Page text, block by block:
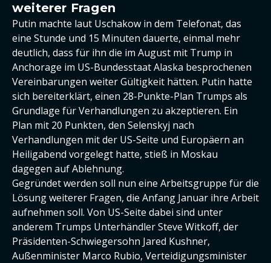
weiterer Fragen
Putin machte laut Uschakow in dem Telefonat, das
eine Stunde und 15 Minuten dauerte, einmal mehr
deutlich, dass für ihn die im August mit Trump in
Anchorage im US-Bundesstaat Alaska besprochenen
Vereinbarungen weiter Gültigkeit hätten. Putin hatte
sich bereiterklärt, einen 28-Punkte-Plan Trumps als
Grundlage für Verhandlungen zu akzeptieren. Ein
Plan mit 20 Punkten, den Selenskyj nach
Verhandlungen mit der US-Seite und Europäern an
Heiligabend vorgelegt hatte, stieß in Moskau
dagegen auf Ablehnung.
Gegründet werden soll nun eine Arbeitsgruppe für die
Lösung weiterer Fragen, die Anfang Januar ihre Arbeit
aufnehmen soll. Von US-Seite dabei sind unter
anderem Trumps Unterhändler Steve Witkoff, der
Präsidenten-Schwiegersohn Jared Kushner,
Außenminister Marco Rubio, Verteidigungsminister